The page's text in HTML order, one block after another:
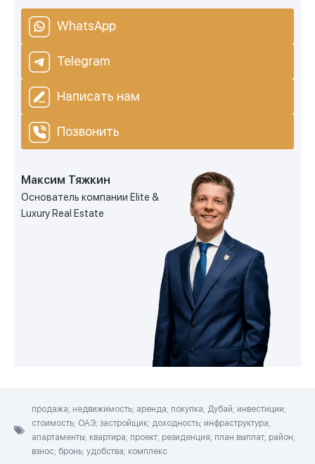
WhatsApp
Telegram
Написать нам
Позвонить
Максим Тяжкин
Основатель компании Elite &
Luxury Real Estate
продажа; недвижимость; аренда; покупка; Дубай; инвестиции;
стоимость; ОАЭ; застройщик; доходность; инфраструктура;
апартаменты; квартира; проект; резиденция; план выплат; район;
взнос; бронь; удобства; комплекс